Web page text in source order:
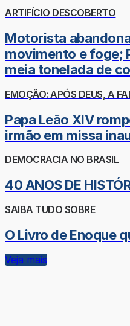
ARTIFÍCIO DESCOBERTO
Motorista
movimento e foge;
meia tonelada de
EMOÇÃO: APÓS DEUS, A
Papa Leão XIV
irmão em missa
DEMOCRACIA NO BRASIL
40 ANOS DE
SAIBA TUDO SOBRE
O Livro de Enoque
Veja mais